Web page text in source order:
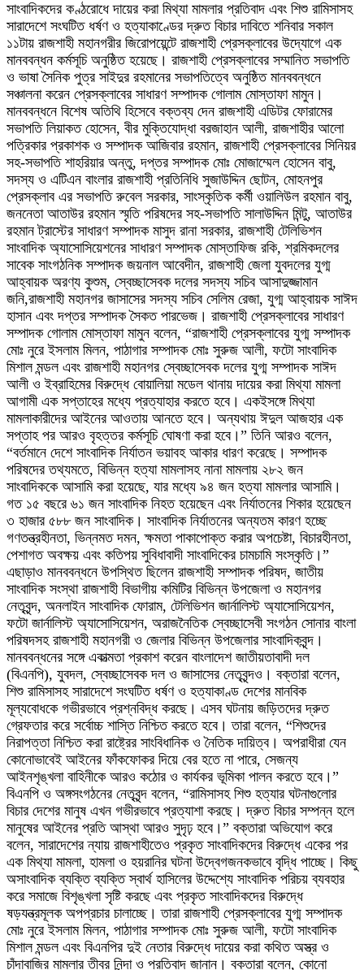
সাংবাদিকদের কণ্ঠরোধে দায়ের করা মিথ্যা মামলার প্রতিবাদ এবং শিশু রামিসাসহ
সারাদেশে সংঘটিত ধর্ষণ ও হত্যাকাণ্ডের দ্রুত বিচার দাবিতে শনিবার সকাল
১১টায় রাজশাহী মহানগরীর জিরোপয়েন্টে রাজশাহী প্রেসক্লাবের উদ্যোগে এক
মানববন্ধন কর্মসূচি অনুষ্ঠিত হয়েছে। রাজশাহী প্রেসক্লাবের সম্মানিত সভাপতি
ও ভাষা সৈনিক পুত্র সাইদুর রহমানের সভাপতিত্বে অনুষ্ঠিত মানববন্ধনে
সঞ্চালনা করেন প্রেসক্লাবের সাধারণ সম্পাদক গোলাম মোস্তাফা মামুন।
মানববন্ধনে বিশেষ অতিথি হিসেবে বক্তব্য দেন রাজশাহী এডিটর ফোরামের
সভাপতি লিয়াকত হোসেন, বীর মুক্তিযোদ্ধা বরজাহান আলী, রাজশাহীর আলো
পত্রিকার প্রকাশক ও সম্পাদক আজিবার রহমান, রাজশাহী প্রেসক্লাবের সিনিয়র
সহ-সভাপতি শাহরিয়ার অন্তু, দপ্তর সম্পাদক মোঃ মোজাম্মেল হোসেন বাবু,
সদস্য ও এটিএন বাংলার রাজশাহী প্রতিনিধি সুজাউদ্দিন ছোটন, মোহনপুর
প্রেসক্লাব এর সভাপতি রুবেল সরকার, সাংস্কৃতিক কর্মী ওয়ালিউল রহমান বাবু,
জননেতা আতাউর রহমান স্মৃতি পরিষদের সহ-সভাপতি সালাউদ্দিন মিন্টু, আতাউর
রহমান ট্রাস্টের সাধারণ সম্পাদক মাসুদ রানা সরকার, রাজশাহী টেলিভিশন
সাংবাদিক অ্যাসোসিয়েশনের সাধারণ সম্পাদক মোস্তাফিজ রকি, শ্রমিকদলের
সাবেক সাংগঠনিক সম্পাদক জয়নাল আবেদীন, রাজশাহী জেলা যুবদলের যুগ্ম
আহ্বায়ক অরণ্য কুশুম, স্বেচ্ছাসেবক দলের সদস্য সচিব আসাদুজ্জামান
জনি,রাজশাহী মহানগর জাসাসের সদস্য সচিব সেলিম রেজা, যুগ্ম আহ্বায়ক সাঈদ
হাসান এবং দপ্তর সম্পাদক সৈকত পারভেজ। রাজশাহী প্রেসক্লাবের সাধারণ
সম্পাদক গোলাম মোস্তাফা মামুন বলেন, “রাজশাহী প্রেসক্লাবের যুগ্ম সম্পাদক
মোঃ নুরে ইসলাম মিলন, পাঠাগার সম্পাদক মোঃ সুরুজ আলী, ফটো সাংবাদিক
মিশাল মন্ডল এবং রাজশাহী মহানগর স্বেচ্ছাসেবক দলের যুগ্ম সম্পাদক সাঈদ
আলী ও ইব্রাহিমের বিরুদ্ধে বোয়ালিয়া মডেল থানায় দায়ের করা মিথ্যা মামলা
আগামী এক সপ্তাহের মধ্যে প্রত্যাহার করতে হবে। একইসঙ্গে মিথ্যা
মামলাকারীদের আইনের আওতায় আনতে হবে। অন্যথায় ঈদুল আজহার এক
সপ্তাহ পর আরও বৃহত্তর কর্মসূচি ঘোষণা করা হবে।” তিনি আরও বলেন,
“বর্তমানে দেশে সাংবাদিক নির্যাতন ভয়াবহ আকার ধারণ করেছে। সম্পাদক
পরিষদের তথ্যমতে, বিভিন্ন হত্যা মামলাসহ নানা মামলায় ২৮২ জন
সাংবাদিককে আসামি করা হয়েছে, যার মধ্যে ৯৪ জন হত্যা মামলার আসামি।
গত ১৫ বছরে ৬১ জন সাংবাদিক নিহত হয়েছেন এবং নির্যাতনের শিকার হয়েছেন
৩ হাজার ৫৮৮ জন সাংবাদিক। সাংবাদিক নির্যাতনের অন্যতম কারণ হচ্ছে
গণতন্ত্রহীনতা, ভিন্নমত দমন, ক্ষমতা পাকাপোক্ত করার অপচেষ্টা, বিচারহীনতা,
পেশাগত অবক্ষয় এবং কতিপয় সুবিধাবাদী সাংবাদিকের চামচামি সংস্কৃতি।”
এছাড়াও মানববন্ধনে উপস্থিত ছিলেন রাজশাহী সম্পাদক পরিষদ, জাতীয়
সাংবাদিক সংস্থা রাজশাহী বিভাগীয় কমিটির বিভিন্ন উপজেলা ও মহানগর
নেতৃবৃন্দ, অনলাইন সাংবাদিক ফোরাম, টেলিভিশন জার্নালিস্ট অ্যাসোসিয়েশন,
ফটো জার্নালিস্ট অ্যাসোসিয়েশন, অরাজনৈতিক স্বেচ্ছাসেবী সংগঠন সোনার বাংলা
পরিষদসহ রাজশাহী মহানগরী ও জেলার বিভিন্ন উপজেলার সাংবাদিকবৃন্দ।
মানববন্ধনের সঙ্গে একাত্মতা প্রকাশ করেন বাংলাদেশ জাতীয়তাবাদী দল
(বিএনপি), যুবদল, স্বেচ্ছাসেবক দল ও জাসাসের নেতৃবৃন্দও। বক্তারা বলেন,
শিশু রামিসাসহ সারাদেশে সংঘটিত ধর্ষণ ও হত্যাকাণ্ড দেশের মানবিক
মূল্যবোধকে গভীরভাবে প্রশ্নবিদ্ধ করছে। এসব ঘটনায় জড়িতদের দ্রুত
গ্রেফতার করে সর্বোচ্চ শাস্তি নিশ্চিত করতে হবে। তারা বলেন, “শিশুদের
নিরাপত্তা নিশ্চিত করা রাষ্ট্রের সাংবিধানিক ও নৈতিক দায়িত্ব। অপরাধীরা যেন
কোনোভাবেই আইনের ফাঁকফোকর দিয়ে বের হতে না পারে, সেজন্য
আইনশৃঙ্খলা বাহিনীকে আরও কঠোর ও কার্যকর ভূমিকা পালন করতে হবে।”
বিএনপি ও অঙ্গসংগঠনের নেতৃবৃন্দ বলেন, “রামিসাসহ শিশু হত্যার ঘটনাগুলোর
বিচার দেশের মানুষ এখন গভীরভাবে প্রত্যাশা করছে। দ্রুত বিচার সম্পন্ন হলে
মানুষের আইনের প্রতি আস্থা আরও সুদৃঢ় হবে।” বক্তারা অভিযোগ করে
বলেন, সারাদেশের ন্যায় রাজশাহীতেও প্রকৃত সাংবাদিকদের বিরুদ্ধে একের পর
এক মিথ্যা মামলা, হামলা ও হয়রানির ঘটনা উদ্বেগজনকভাবে বৃদ্ধি পাচ্ছে। কিছু
অসাংবাদিক ব্যক্তি ব্যক্তি স্বার্থ হাসিলের উদ্দেশ্যে সাংবাদিক পরিচয় ব্যবহার
করে সমাজে বিশৃঙ্খলা সৃষ্টি করছে এবং প্রকৃত সাংবাদিকদের বিরুদ্ধে
ষড়যন্ত্রমূলক অপপ্রচার চালাচ্ছে। তারা রাজশাহী প্রেসক্লাবের যুগ্ম সম্পাদক
মোঃ নুরে ইসলাম মিলন, পাঠাগার সম্পাদক মোঃ সুরুজ আলী, ফটো সাংবাদিক
মিশাল মন্ডল এবং বিএনপির দুই নেতার বিরুদ্ধে দায়ের করা কথিত অস্ত্র ও
চাঁদাবাজির মামলার তীব্র নিন্দা ও প্রতিবাদ জানান। বক্তারা বলেন, কোনো